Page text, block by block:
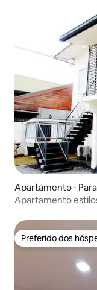
Apartamento ⋅
Apartamento
Preferido dos
Preferido dos